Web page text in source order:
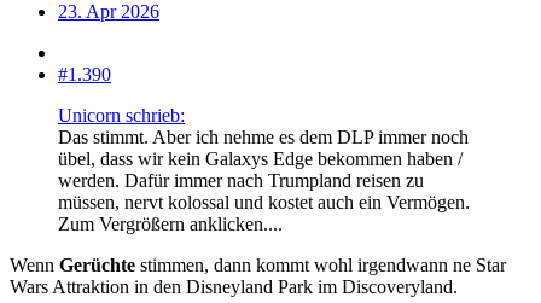
23. Apr 2026
#1.390
Unicorn schrieb:
Das stimmt. Aber ich nehme es dem DLP immer noch
übel, dass wir kein Galaxys Edge bekommen haben /
werden. Dafür immer nach Trumpland reisen zu
müssen, nervt kolossal und kostet auch ein Vermögen.
Zum Vergrößern anklicken....
Wenn Gerüchte stimmen, dann kommt wohl irgendwann ne Star
Wars Attraktion in den Disneyland Park im Discoveryland.